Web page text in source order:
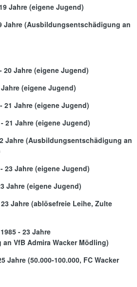
Jahre (eigene Jugend)
Jahre (Ausbildungsentschädigung an
20 Jahre (eigene Jugend)
(eigene Jugend)
21 Jahre (eigene Jugend)
21 Jahre (eigene Jugend)
Jahre(Ausbildungsentschädigung an
23 Jahre(eigene Jugend)
Jahre(eigene Jugend)
Jahre (ablösefreie Leihe, Zulte
- 23 Jahre
VfB Admira Wacker Mödling)
Jahre(50.000-100.000, FC Wacker